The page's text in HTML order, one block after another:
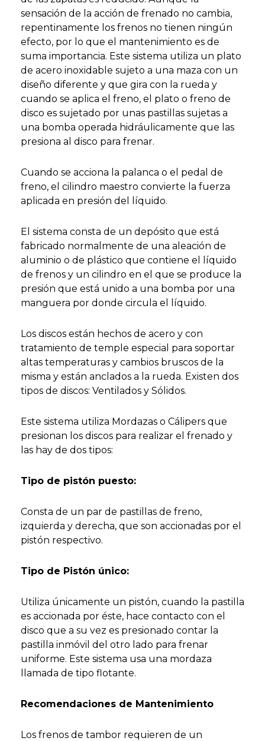
sensación de la acción de frenado no cambia,
repentinamente los frenos no tienen ningún
efecto, por lo que el mantenimiento es de
suma importancia. Este sistema utiliza un plato
de acero inoxidable sujeto a una maza con un
diseño diferente y que gira con la rueda y
cuando se aplica el freno, el plato o freno de
disco es sujetado por unas pastillas sujetas a
una bomba operada hidráulicamente que las
presiona al disco para frenar.
Cuando se acciona la palanca o el pedal de
freno, el cilindro maestro convierte la fuerza
aplicada en presión del líquido.
El sistema consta de un depósito que está
fabricado normalmente de una aleación de
aluminio o de plástico que contiene el líquido
de frenos y un cilindro en el que se produce la
presión que está unido a una bomba por una
manguera por donde circula el líquido.
Los discos están hechos de acero y con
tratamiento de temple especial para soportar
altas temperaturas y cambios bruscos de la
misma y están anclados a la rueda. Existen dos
tipos de discos: Ventilados y Sólidos.
Este sistema utiliza Mordazas o Cálipers que
presionan los discos para realizar el frenado y
las hay de dos tipos:
Tipo de pistón puesto:
Consta de un par de pastillas de freno,
izquierda y derecha, que son accionadas por el
pistón respectivo.
Tipo de Pistón único:
Utiliza únicamente un pistón, cuando la pastilla
es accionada por éste, hace contacto con el
disco que a su vez es presionado contar la
pastilla inmóvil del otro lado para frenar
uniforme. Este sistema usa una mordaza
llamada de tipo flotante.
Recomendaciones de Mantenimiento
Los frenos de tambor requieren de un